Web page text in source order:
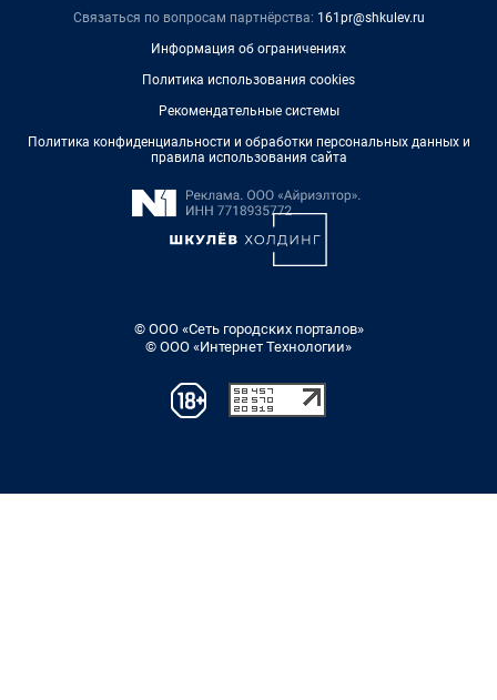
Связаться по вопросам партнёрства: 161pr@shkulev.ru
Информация об ограничениях
Политика использования cookies
Рекомендательные системы
Политика конфиденциальности и обработки персональных данных и
правила использования сайта
© ООО «Сеть городских порталов»
© ООО «Интернет Технологии»